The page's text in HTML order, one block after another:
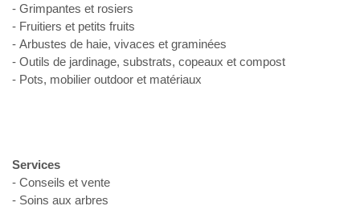
- Grimpantes et rosiers
- Fruitiers et petits fruits
- Arbustes de haie, vivaces et graminées
- Outils de jardinage, substrats, copeaux et compost
- Pots, mobilier outdoor et matériaux
Services
- Conseils et vente
- Soins aux arbres